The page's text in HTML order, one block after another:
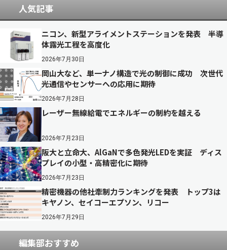
人気記事
ニコン、新型アライメントステーションを発表 半導
体露光工程を高度化
2026年7月30日
岡山大など、単一ナノ構造で光の制御に成功 次世代
光通信やセンサーへの応用に期待
2026年7月28日
レーザー無線給電でエネルギーの制約を越える
2026年7月23日
阪大と立命大、AlGaNで多色発光LEDを実証 ディス
プレイの小型・高精密化に期待
2026年7月23日
精密機器の他社牽制力ランキングを発表 トップ3は
キヤノン、セイコーエプソン、リコー
2026年7月29日
編集部おすすめ